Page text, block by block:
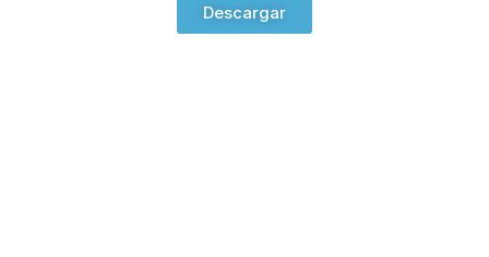
Descargar